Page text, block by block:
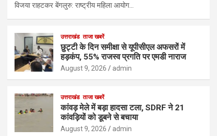
विजया राहटकर बेंगलुरु: राष्ट्रीय महिला आयोग…
उत्तराखंड ताजा खबरें
छुट्टी के दिन समीक्षा से यूपीसीएल अफसरों में
हड़कंप, 55% राजस्व प्रगति पर एमडी नाराज
August 9, 2026 admin
उत्तराखंड ताजा खबरें
कांवड़ मेले में बड़ा हादसा टला, SDRF ने 21
कांवड़ियों को डूबने से बचाया
August 9, 2026 admin